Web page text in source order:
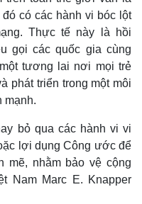
có các hành vi bóc lột
Thực tế này là hồi
gọi các quốc gia cùng
tương lai nơi mọi trẻ
phát triển trong một môi
mạnh.
bỏ qua các hành vi vi
lợi dụng Công ước để
mẽ, nhằm bảo vệ cộng
Nam Marc E. Knapper